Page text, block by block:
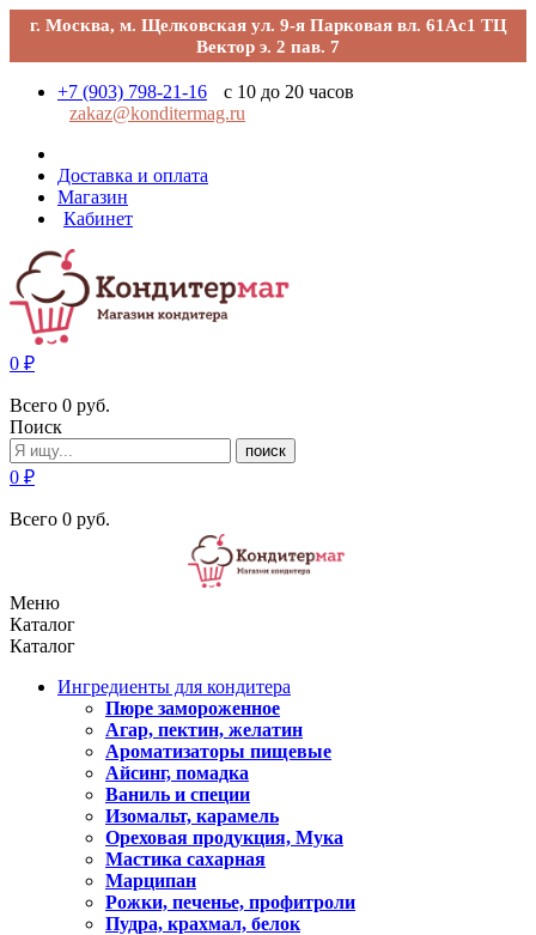
г. Москва, м. Щелковская ул. 9-я Парковая вл. 61Ас1 ТЦ
Вектор э. 2 пав. 7
+7 (903) 798-21-16
с 10 до 20 часов
zakaz@konditermag.ru
Доставка и оплата
Магазин
Кабинет
0 ₽
Всего 0 руб.
Поиск
поиск
0 ₽
Всего 0 руб.
Меню
Каталог
Каталог
Ингредиенты для кондитера
Пюре замороженное
Агар, пектин, желатин
Ароматизаторы пищевые
Айсинг, помадка
Ваниль и специи
Изомальт, карамель
Ореховая продукция, Мука
Мастика сахарная
Марципан
Рожки, печенье, профитроли
Пудра, крахмал, белок